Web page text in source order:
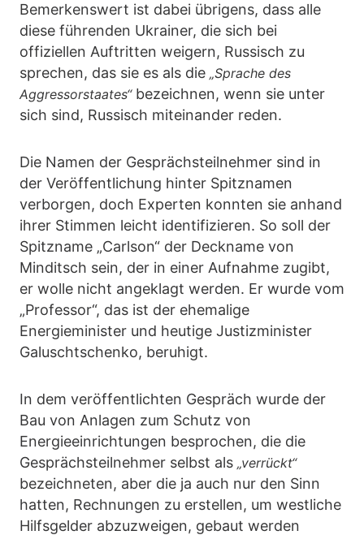
Bemerkenswert ist dabei übrigens, dass alle
diese führenden Ukrainer, die sich bei
offiziellen Auftritten weigern, Russisch zu
sprechen, das sie es als die „Sprache des
Aggressorstaates“ bezeichnen, wenn sie unter
sich sind, Russisch miteinander reden.
Die Namen der Gesprächsteilnehmer sind in
der Veröffentlichung hinter Spitznamen
verborgen, doch Experten konnten sie anhand
ihrer Stimmen leicht identifizieren. So soll der
Spitzname „Carlson“ der Deckname von
Minditsch sein, der in einer Aufnahme zugibt,
er wolle nicht angeklagt werden. Er wurde vom
„Professor“, das ist der ehemalige
Energieminister und heutige Justizminister
Galuschtschenko, beruhigt.
In dem veröffentlichten Gespräch wurde der
Bau von Anlagen zum Schutz von
Energieeinrichtungen besprochen, die die
Gesprächsteilnehmer selbst als „verrückt“
bezeichneten, aber die ja auch nur den Sinn
hatten, Rechnungen zu erstellen, um westliche
Hilfsgelder abzuzweigen, gebaut werden